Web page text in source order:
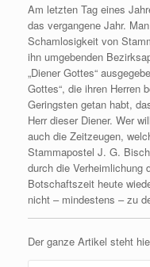
Am letzten Tag eines
das vergangene Jahr.
Schamlosigkeit von
ihn umgebenden
„Diener Gottes“
Gottes“, die ihren Herren
Geringsten getan habt,
Herr dieser Diener. Wer
auch die Zeitzeugen,
Stammapostel J. G.
durch die Verheimlichung
Botschaftszeit heute
nicht – mindestens – zu
Der ganze Artikel steht